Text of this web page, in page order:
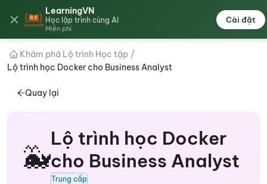
LearningVN
Học lập trình cùng AI
Miễn phí
Cài đặt
🇻🇳
Khám phá Lộ trình Học tập /
Lộ trình học Docker cho Business Analyst
Quay lại
🐳Lộ trình học Docker
cho Business Analyst
Trung cấp